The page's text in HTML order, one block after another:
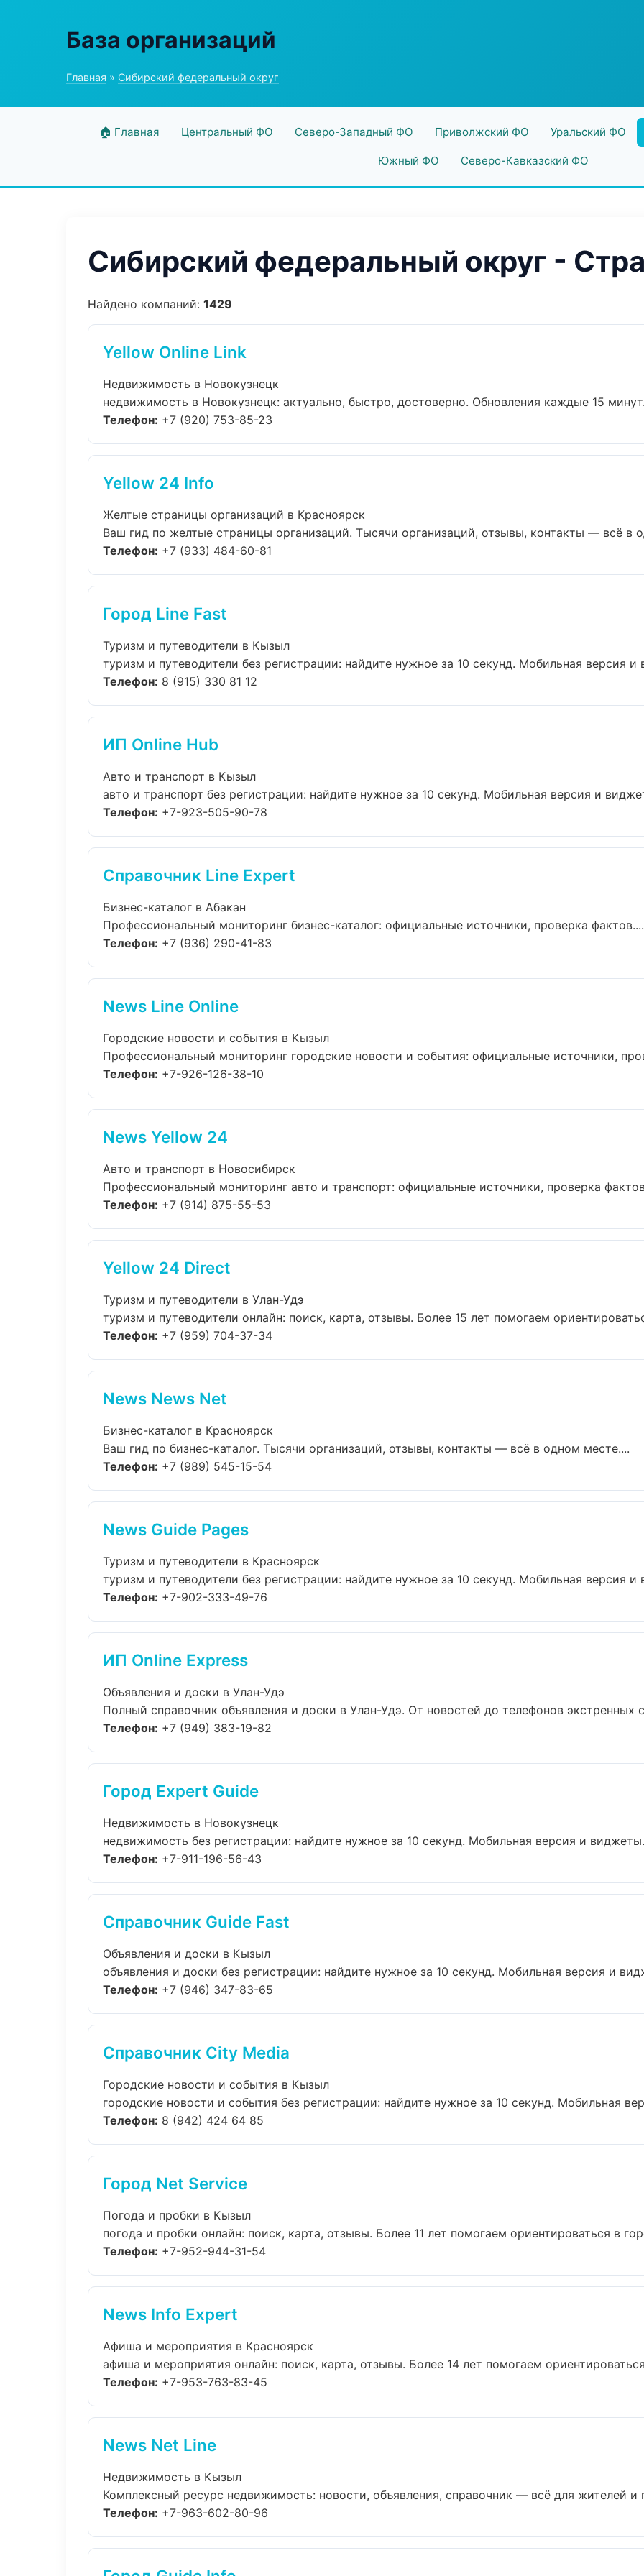
База организаций
Главная » Сибирский федеральный округ
🏠 Главная Центральный ФО Северо-Западный ФО Приволжский ФО Уральский ФО
Южный ФО Северо-Кавказский ФО
Сибирский федеральный округ -
Найдено компаний: 1429
Yellow Online Link
Недвижимость в Новокузнецк
недвижимость в Новокузнецк: актуально, быстро, достоверно. Обновления каждые 15
Телефон: +7 (920) 753-85-23
Yellow 24 Info
Желтые страницы организаций в Красноярск
Ваш гид по желтые страницы организаций. Тысячи организаций, отзывы, контакты — всё в
Телефон: +7 (933) 484-60-81
Город Line Fast
Туризм и путеводители в Кызыл
туризм и путеводители без регистрации: найдите нужное за 10 секунд. Мобильная версия и
Телефон: 8 (915) 330 81 12
ИП Online Hub
Авто и транспорт в Кызыл
авто и транспорт без регистрации: найдите нужное за 10 секунд. Мобильная версия и
Телефон: +7-923-505-90-78
Справочник Line Expert
Бизнес-каталог в Абакан
Профессиональный мониторинг бизнес-каталог: официальные источники, проверка фактов....
Телефон: +7 (936) 290-41-83
News Line Online
Городские новости и события в Кызыл
Профессиональный мониторинг городские новости и события: официальные источники,
Телефон: +7-926-126-38-10
News Yellow 24
Авто и транспорт в Новосибирск
Профессиональный мониторинг авто и транспорт: официальные источники, проверка
Телефон: +7 (914) 875-55-53
Yellow 24 Direct
Туризм и путеводители в Улан-Удэ
туризм и путеводители онлайн: поиск, карта, отзывы. Более 15 лет помогаем
Телефон: +7 (959) 704-37-34
News News Net
Бизнес-каталог в Красноярск
Ваш гид по бизнес-каталог. Тысячи организаций, отзывы, контакты — всё в одном месте....
Телефон: +7 (989) 545-15-54
News Guide Pages
Туризм и путеводители в Красноярск
туризм и путеводители без регистрации: найдите нужное за 10 секунд. Мобильная версия и
Телефон: +7-902-333-49-76
ИП Online Express
Объявления и доски в Улан-Удэ
Полный справочник объявления и доски в Улан-Удэ. От новостей до телефонов экстренных
Телефон: +7 (949) 383-19-82
Город Expert Guide
Недвижимость в Новокузнецк
недвижимость без регистрации: найдите нужное за 10 секунд. Мобильная версия и
Телефон: +7-911-196-56-43
Справочник Guide Fast
Объявления и доски в Кызыл
объявления и доски без регистрации: найдите нужное за 10 секунд. Мобильная версия и
Телефон: +7 (946) 347-83-65
Справочник City Media
Городские новости и события в Кызыл
городские новости и события без регистрации: найдите нужное за 10 секунд. Мобильная
Телефон: 8 (942) 424 64 85
Город Net Service
Погода и пробки в Кызыл
погода и пробки онлайн: поиск, карта, отзывы. Более 11 лет помогаем ориентироваться в
Телефон: +7-952-944-31-54
News Info Expert
Афиша и мероприятия в Красноярск
афиша и мероприятия онлайн: поиск, карта, отзывы. Более 14 лет помогаем
Телефон: +7-953-763-83-45
News Net Line
Недвижимость в Кызыл
Комплексный ресурс недвижимость: новости, объявления, справочник — всё для жителей и
Телефон: +7-963-602-80-96